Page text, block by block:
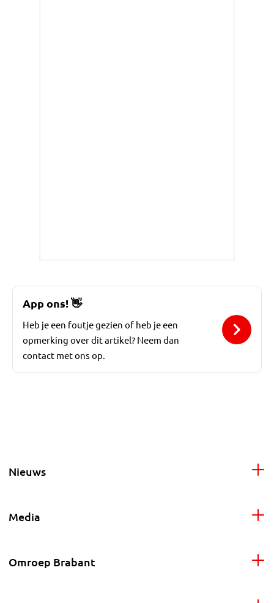
App ons!👋
Heb je een foutje gezien of heb je een
opmerking over dit artikel? Neem dan
contact met ons op.
Nieuws
Media
Omroep Brabant